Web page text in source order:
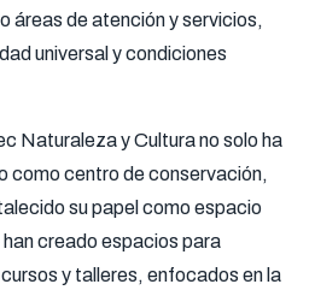
áreas de atención y servicios,
universal y condiciones
Naturaleza y Cultura no solo ha
como centro de conservación,
su papel como espacio
creado espacios para
y talleres, enfocados en la